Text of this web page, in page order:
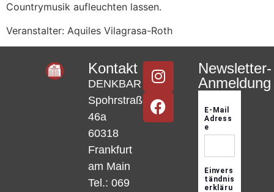
Countrymusik aufleuchten lassen.
Veranstalter: Aquiles Vilagrasa-Roth
Kontakt
DENKBAR
Spohrstraße
46a
60318
Frankfurt
am Main
Tel.: 069
Newsletter-
Anmeldung